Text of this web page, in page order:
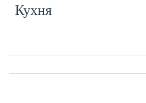
Кухня